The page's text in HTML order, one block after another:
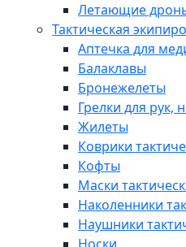
Летающие
Тактическая
Аптечка для
Балаклавы
Бронежелеты
Грелки для рук,
Жилеты
Коврики
Кофты
Маски
Наколенники
Наушники